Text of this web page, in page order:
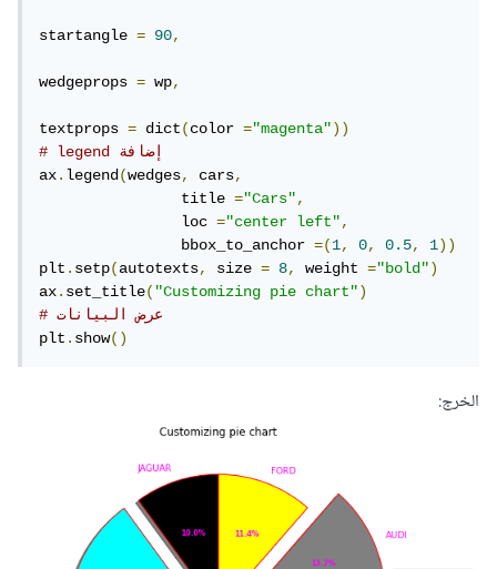
startangle = 90,
wedgeprops = wp,
textprops = dict(color ="magenta"))
ax.legend(wedges, cars,
		title
="Cars",
		loc
="center left",
		bbox_to_anchor
=(1, 0, 0.5, 1))
plt.setp(autotexts, size = 8, weight ="bold")
ax.set_title("Customizing pie chart")
# عرض البيانات
plt.show()
الخرج: